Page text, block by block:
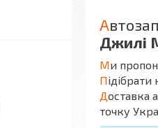
А
Джилі
Ми
Підібрати
Доставка
точку